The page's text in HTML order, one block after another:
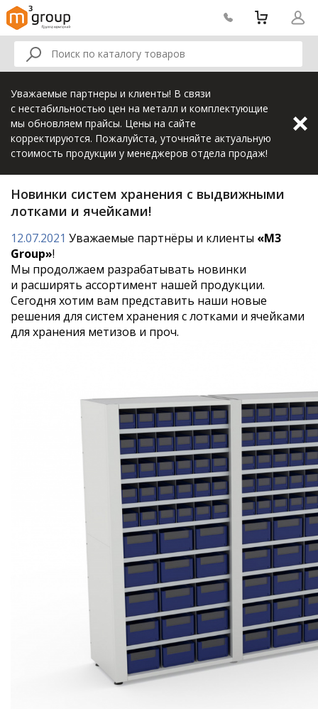
Уважаемые партнеры и клиенты! В связи
с нестабильностью цен на металл и комплектующие
мы обновляем прайсы. Цены на сайте
корректируются. Пожалуйста, уточняйте актуальную
стоимость продукции у менеджеров отдела продаж!
Новинки систем хранения с выдвижными
лотками и ячейками!
12.07.2021 Уважаемые партнёры и клиенты «M3
Group»!
Мы продолжаем разрабатывать новинки
и расширять ассортимент нашей продукции.
Сегодня хотим вам представить наши новые
решения для систем хранения с лотками и ячейками
для хранения метизов и проч.